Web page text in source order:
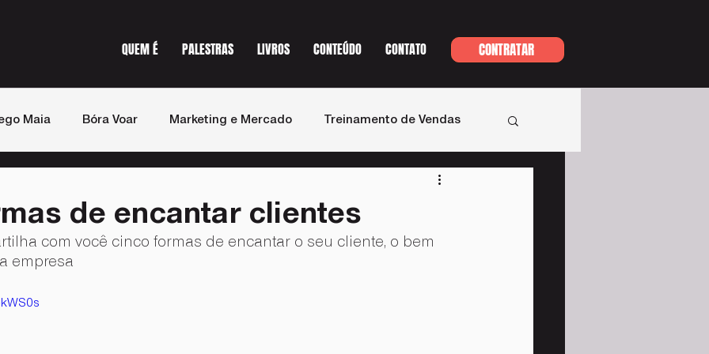
QUEM É PALESTRAS LIVROS CONTEÚDO CONTATO CONTRATAR
Maia Bóra Voar Marketing e Mercado Treinamento de Vendas
de Vendas
de encantar clientes
com você cinco formas de encantar o seu cliente, o bem
empresa